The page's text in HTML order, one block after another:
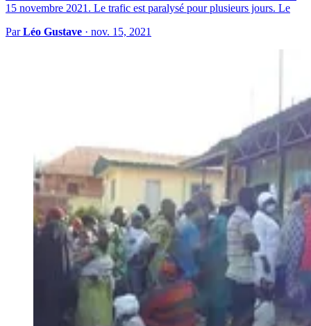
15 novembre 2021. Le trafic est paralysé pour plusieurs jours. Le
ParLéo Gustave · nov. 15, 2021